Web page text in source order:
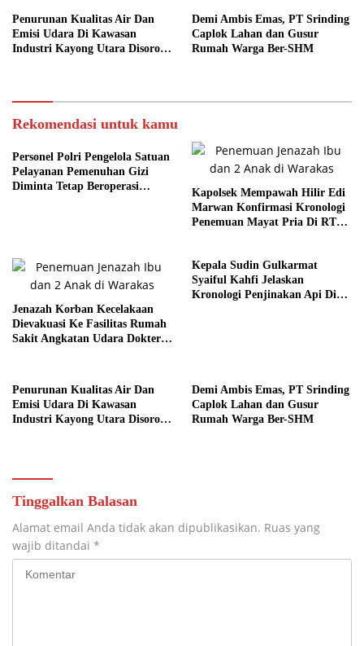
Penurunan Kualitas Air Dan
Emisi Udara Di Kawasan
Industri Kayong Utara Disorot
Demi Ambis Emas, PT Srinding
Caplok Lahan dan Gusur
Rumah Warga Ber-SHM
Rekomendasi untuk kamu
Personel Polri Pengelola Satuan
Pelayanan Pemenuhan Gizi
Diminta Tetap Beroperasi
Kapolsek Mempawah Hilir Edi
Marwan Konfirmasi Kronologi
Penemuan Mayat Pria Di RT
Jenazah Korban Kecelakaan
Dievakuasi Ke Fasilitas Rumah
Sakit Angkatan Udara Dokter
Kepala Sudin Gulkarmat
Syaiful Kahfi Jelaskan
Kronologi Penjinakan Api Di
Penurunan Kualitas Air Dan
Emisi Udara Di Kawasan
Industri Kayong Utara Disorot
Demi Ambis Emas, PT Srinding
Caplok Lahan dan Gusur
Rumah Warga Ber-SHM
Tinggalkan Balasan
Alamat email Anda tidak akan dipublikasikan. Ruas yang
wajib ditandai *